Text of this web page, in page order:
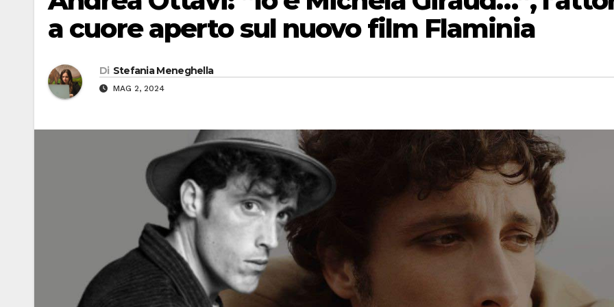
a cuore aperto sul nuovo film Flaminia
Di Stefania Meneghella
MAG 2, 2024